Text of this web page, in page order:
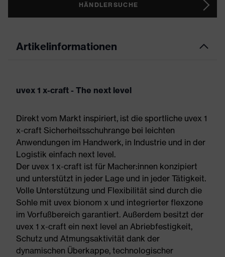
HÄNDLERSUCHE
Artikelinformationen
uvex 1 x-craft - The next level
Direkt vom Markt inspiriert, ist die sportliche uvex 1
x-craft Sicherheitsschuhrange bei leichten
Anwendungen im Handwerk, in Industrie und in der
Logistik einfach next level.
Der uvex 1 x-craft ist für Macher:innen konzipiert
und unterstützt in jeder Lage und in jeder Tätigkeit.
Volle Unterstützung und Flexibilität sind durch die
Sohle mit uvex bionom x und integrierter flexzone
im Vorfußbereich garantiert. Außerdem besitzt der
uvex 1 x-craft ein next level an Abriebfestigkeit,
Schutz und Atmungsaktivität dank der
dynamischen Überkappe, technologischer